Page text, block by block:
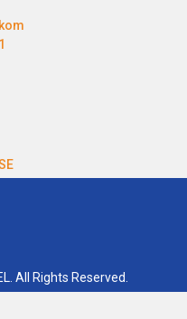
kom
1
All Rights Reserved.